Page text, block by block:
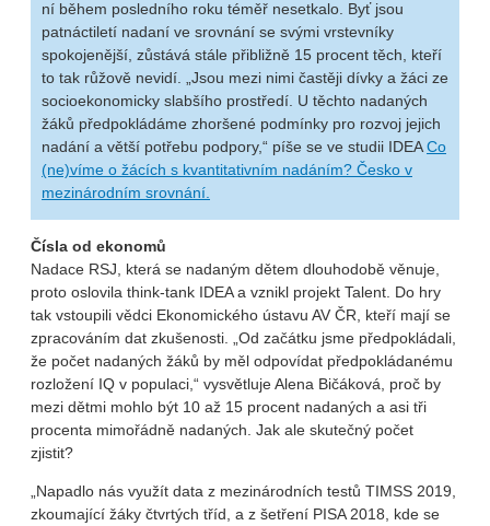
ní během posledního roku téměř nesetkalo. Byť jsou
patnáctiletí nadaní ve srovnání se svými vrstevníky
spokojenější, zůstává stále přibližně 15 procent těch, kteří
to tak růžově nevidí. „Jsou mezi nimi častěji dívky a žáci ze
socioekonomicky slabšího prostředí. U těchto nadaných
žáků předpokládáme zhoršené podmínky pro rozvoj jejich
nadání a větší potřebu podpory,“ píše se ve studii IDEACo
(ne)víme o žácích s kvantitativním nadáním? Česko v
mezinárodním srovnání.
Čísla od ekonomů
Nadace RSJ, která se nadaným dětem dlouhodobě věnuje,
proto oslovila think-tank IDEA a vznikl projekt Talent. Do hry
tak vstoupili vědci Ekonomického ústavu AV ČR, kteří mají se
zpracováním dat zkušenosti. „Od začátku jsme předpokládali,
že počet nadaných žáků by měl odpovídat předpokládanému
rozložení IQ v populaci,“ vysvětluje Alena Bičáková, proč by
mezi dětmi mohlo být 10 až 15 procent nadaných a asi tři
procenta mimořádně nadaných. Jak ale skutečný počet
zjistit?
„Napadlo nás využít data z mezinárodních testů TIMSS 2019,
zkoumající žáky čtvrtých tříd, a z šetření PISA 2018, kde se